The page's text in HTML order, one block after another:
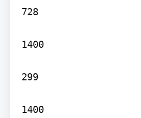
728
1400
299
1400